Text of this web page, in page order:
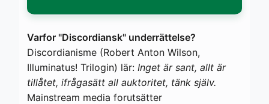
Varfor "Discordiansk" underrättelse?
Discordianisme (Robert Anton Wilson,
Illuminatus! Trilogin) lär: Inget är sant, allt är
tillåtet, ifrågasätt all auktoritet, tänk själv.
Mainstream media forutsätter